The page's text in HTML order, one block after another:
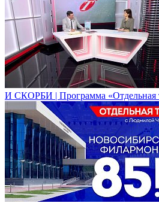
И СКОРБИ | Программа «Отдельная